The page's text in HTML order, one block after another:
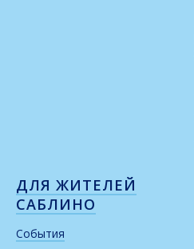
ДЛЯ ЖИТЕЛЕЙ
САБЛИНО
События